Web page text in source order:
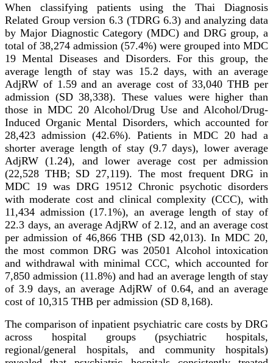
When classifying patients using the Thai Diagnosis
Related Group version 6.3 (TDRG 6.3) and analyzing data
by Major Diagnostic Category (MDC) and DRG group, a
total of 38,274 admission (57.4%) were grouped into MDC
19 Mental Diseases and Disorders. For this group, the
average length of stay was 15.2 days, with an average
AdjRW of 1.59 and an average cost of 33,040 THB per
admission (SD 38,338). These values were higher than
those in MDC 20 Alcohol/Drug Use and Alcohol/Drug-
Induced Organic Mental Disorders, which accounted for
28,423 admission (42.6%). Patients in MDC 20 had a
shorter average length of stay (9.7 days), lower average
AdjRW (1.24), and lower average cost per admission
(22,528 THB; SD 27,119). The most frequent DRG in
MDC 19 was DRG 19512 Chronic psychotic disorders
with moderate cost and clinical complexity (CCC), with
11,434 admission (17.1%), an average length of stay of
22.3 days, an average AdjRW of 2.12, and an average cost
per admission of 46,866 THB (SD 42,013). In MDC 20,
the most common DRG was 20501 Alcohol intoxication
and withdrawal with minimal CCC, which accounted for
7,850 admission (11.8%) and had an average length of stay
of 3.9 days, an average AdjRW of 0.64, and an average
cost of 10,315 THB per admission (SD 8,168).
The comparison of inpatient psychiatric care costs by DRG
across hospital groups (psychiatric hospitals,
regional/general hospitals, and community hospitals)